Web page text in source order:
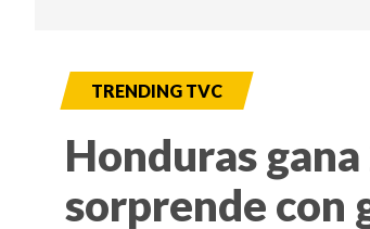
TRENDING TVC
Honduras
sorprende con